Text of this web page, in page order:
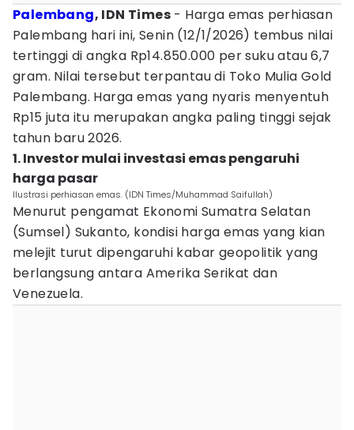
Palembang, IDN Times - Harga emas perhiasan
Palembang hari ini, Senin (12/1/2026) tembus nilai
tertinggi di angka Rp14.850.000 per suku atau 6,7
gram. Nilai tersebut terpantau di Toko Mulia Gold
Palembang. Harga emas yang nyaris menyentuh
Rp15 juta itu merupakan angka paling tinggi sejak
tahun baru 2026.
1. Investor mulai investasi emas pengaruhi
harga pasar
Ilustrasi perhiasan emas. (IDN Times/Muhammad Saifullah)
Menurut pengamat Ekonomi Sumatra Selatan
(Sumsel) Sukanto, kondisi harga emas yang kian
melejit turut dipengaruhi kabar geopolitik yang
berlangsung antara Amerika Serikat dan
Venezuela.